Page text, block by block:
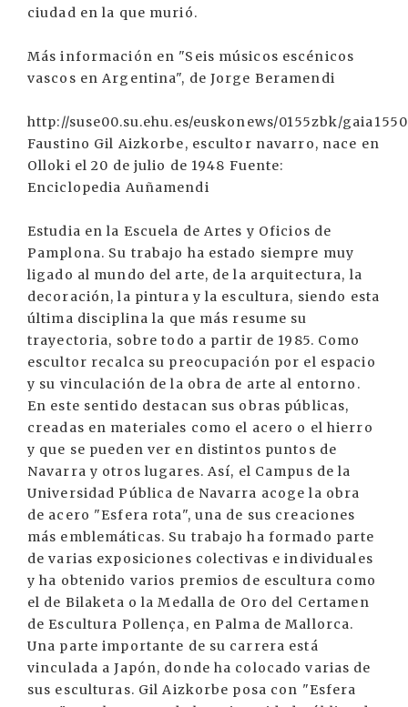
ciudad en la que murió.
Más información en "Seis músicos escénicos
vascos en Argentina", de Jorge Beramendi
http://suse00.su.ehu.es/euskonews/0155zbk/
Faustino Gil Aizkorbe, escultor navarro, nace en
Olloki el 20 de julio de 1948 Fuente:
Enciclopedia Auñamendi
Estudia en la Escuela de Artes y Oficios de
Pamplona. Su trabajo ha estado siempre muy
ligado al mundo del arte, de la arquitectura, la
decoración, la pintura y la escultura, siendo esta
última disciplina la que más resume su
trayectoria, sobre todo a partir de 1985. Como
escultor recalca su preocupación por el espacio
y su vinculación de la obra de arte al entorno.
En este sentido destacan sus obras públicas,
creadas en materiales como el acero o el hierro
y que se pueden ver en distintos puntos de
Navarra y otros lugares. Así, el Campus de la
Universidad Pública de Navarra acoge la obra
de acero "Esfera rota", una de sus creaciones
más emblemáticas. Su trabajo ha formado parte
de varias exposiciones colectivas e individuales
y ha obtenido varios premios de escultura como
el de Bilaketa o la Medalla de Oro del Certamen
de Escultura Pollença, en Palma de Mallorca.
Una parte importante de su carrera está
vinculada a Japón, donde ha colocado varias de
sus esculturas. Gil Aizkorbe posa con "Esfera